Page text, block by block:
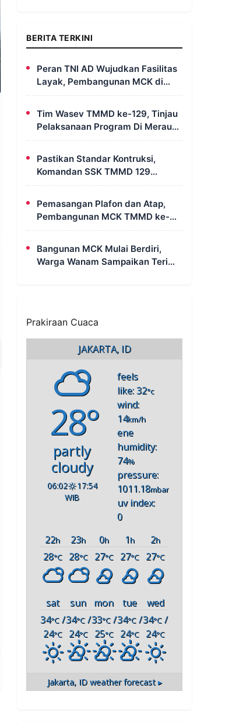
BERITA TERKINI
Peran TNI AD Wujudkan Fasilitas
Layak, Pembangunan MCK di
Dusun Serapu Rampung
Dikerjakan
Tim Wasev TMMD ke-129, Tinjau
Pelaksanaan Program Di Merauke
– Papua Selatan
Pastikan Standar Kontruksi,
Komandan SSK TMMD 129
Intensif Awasi Pembangunan
Pemasangan Plafon dan Atap,
Pembangunan MCK TMMD ke-
129 di Kampung Wanam Hampir
Bangunan MCK Mulai Berdiri,
Warga Wanam Sampaikan Terima
Prakiraan Cuaca
JAKARTA, ID
28°
partly
cloudy
06:02
17:54
WIB
feels
like: 32°c
wind:
14km/h
ene
humidity:
74%
pressure:
1011.18mbar
uv index:
0
22h 23h 0h 1h 2h
28°C 28°C 27°C 27°C 27°C
sat sun mon tue
wed
34°C/
24°C
34°C/
24°C
33°C/
25°C
34°C/
24°C
34°C /
24°C
Jakarta, IDweather forecast ▸